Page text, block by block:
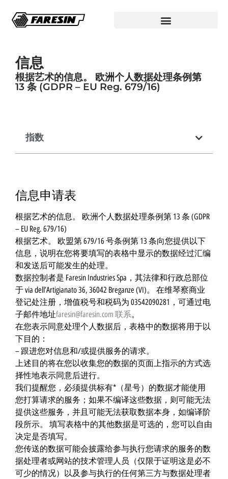
信息
根据艺术的信息。 欧洲个人数据处理条例第
13 条 (GDPR – EU Reg. 679/16)
指数
信息申请表
根据艺术的信息。 欧洲个人数据处理条例第 13 条 (GDPR
– EU Reg. 679/16)
根据艺术。 欧盟第 679/16 号条例第 13 条向您提供以下
信息，说明在您将要填写的表格中显示的数据经过汇编
和发送后可能发生的处理。
数据控制者是 Faresin Industries Spa，其法律和行政总部位
于 via dell’Artigianato 36, 36042 Breganze (VI)。 在维琴察商业
登记处注册，增值税号和税码为 03542090281，可通过电
子邮件地址faresin@faresin.com 联系。
在您表示同意处理个人数据后，表格中的数据将用于以
下目的：
– 跟进您对信息和/或提供服务的请求。
上述目的将在您以收集您的数据的页面上指示的方式选
择性地表示同意后进行。
我们提醒您，必须提供标有*（星号）的数据才能使用
您打算请求的服务；如果不编译这些数据，则可能无法
提供这些服务，并且可能无法获取数据本身，如编译阶
段所示。 填写表格中的其他数据是可选的，您可以自由
决定是否填写。
您传送的数据可能会披露给参与执行您请求的服务的数
据处理者或网站的技术管理人员（仅限于证明这是必不
可少的情况）以及参与执行的任何第三方与数据处理者